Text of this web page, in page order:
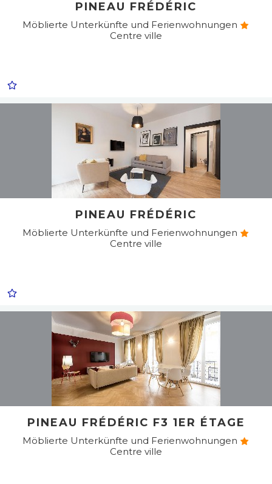
PINEAU FRÉDÉRIC
Möblierte Unterkünfte und Ferienwohnungen
Centre ville
PINEAU FRÉDÉRIC
Möblierte Unterkünfte und Ferienwohnungen
Centre ville
PINEAU FRÉDÉRIC F3 1ER ÉTAGE
Möblierte Unterkünfte und Ferienwohnungen
Centre ville